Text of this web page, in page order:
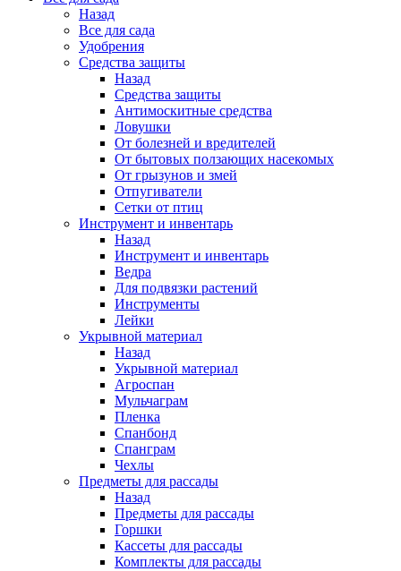
Назад
Все для сада
Удобрения
Средства защиты
Назад
Средства защиты
Антимоскитные средства
Ловушки
От болезней и вредителей
От бытовых ползающих насекомых
От грызунов и змей
Отпугиватели
Сетки от птиц
Инструмент и инвентарь
Назад
Инструмент и инвентарь
Ведра
Для подвязки растений
Инструменты
Лейки
Укрывной материал
Назад
Укрывной материал
Агроспан
Мульчаграм
Пленка
Спанбонд
Спанграм
Чехлы
Предметы для рассады
Назад
Предметы для рассады
Горшки
Кассеты для рассады
Комплекты для рассады